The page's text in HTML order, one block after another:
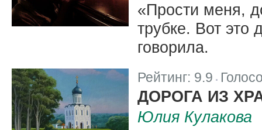
«Прости меня,
трубке. Вот это
говорила.
Рейтинг: 9.9
ДОРОГА ИЗ
Юлия Кулакова